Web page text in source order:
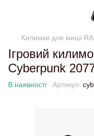
Килимки для миші
Ігровий
Cyberpunk
В наявності Артикул: